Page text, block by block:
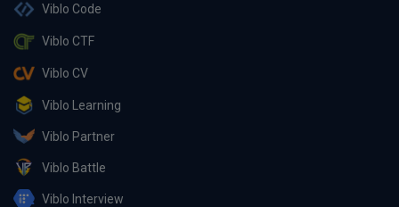
Viblo Code
Viblo CTF
Viblo CV
Viblo Learning
Viblo Partner
Viblo Battle
Viblo Interview